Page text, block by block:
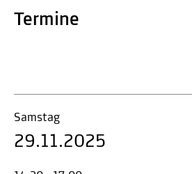
Termine
Samstag
29.11.2025